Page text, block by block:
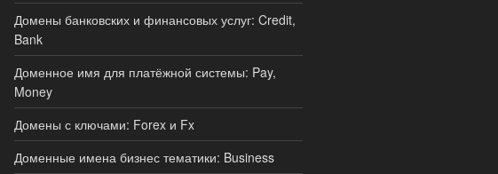
Домены банковских и финансовых услуг: Credit,
Bank
Доменное имя для платёжной системы: Pay,
Money
Домены с ключами: Forex и Fx
Доменные имена бизнес тематики: Business